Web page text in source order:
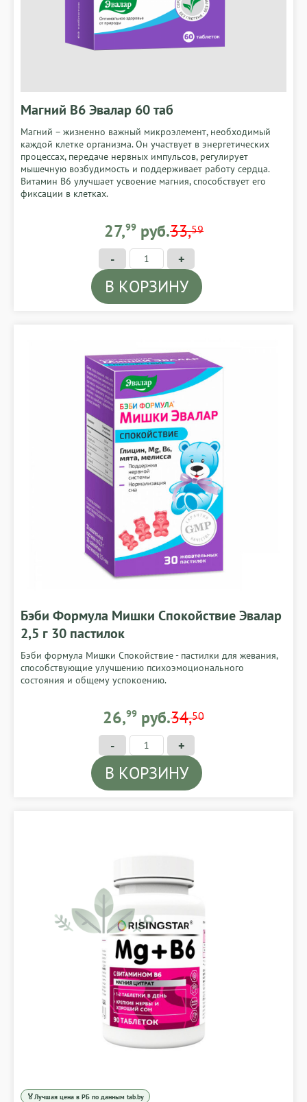
Магний В6 Эвалар 60 таб
Магний – жизненно важный микроэлемент, необходимый
каждой клетке организма. Он участвует в энергетических
процессах, передаче нервных импульсов, регулирует
мышечную возбудимость и поддерживает работу сердца.
Витамин B6 улучшает усвоение магния, способствует его
фиксации в клетках.
33,59
27,99 BYN
27,99 руб.
- +
В КОРЗИНУ
Бэби Формула Мишки Спокойствие Эвалар
2,5 г 30 пастилок
Бэби формула Мишки Спокойствие - пастилки для жевания,
способствующие улучшению психоэмоционального
состояния и общему успокоению.
34,50
26,99 BYN
26,99 руб.
- +
В КОРЗИНУ
🏅Лучшая цена в РБ по данным tab.by